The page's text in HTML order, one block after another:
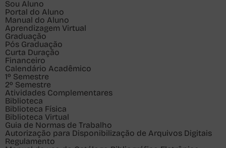
Sou Aluno
Portal do Aluno
Manual do Aluno
Aprendizagem Virtual
Graduação
Pós Graduação
Curta Duração
Financeiro
Calendário Acadêmico
1º Semestre
2º Semestre
Atividades Complementares
Biblioteca
Biblioteca Física
Biblioteca Virtual
Guia de Normas de Trabalho
Autorização para Disponibilização de Arquivos Digitais
Regulamento